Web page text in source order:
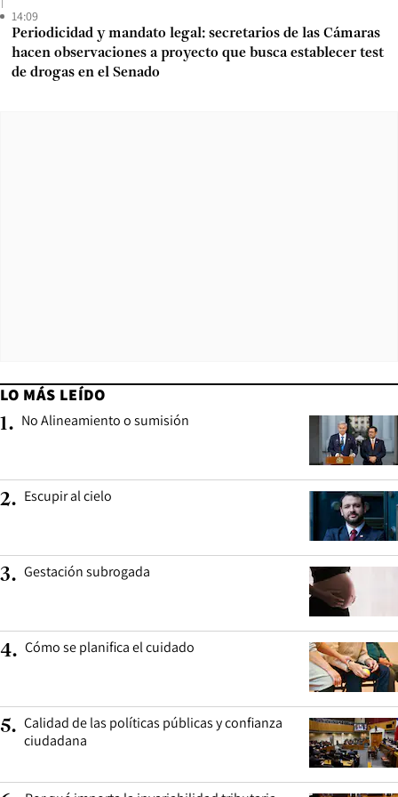
14:09
Periodicidad y mandato legal: secretarios de las Cámaras
hacen observaciones a proyecto que busca establecer test
de drogas en el Senado
LO MÁS LEÍDO
1. No Alineamiento o sumisión
2. Escupir al cielo
3. Gestación subrogada
4. Cómo se planifica el cuidado
5. Calidad de las políticas públicas y confianza
ciudadana